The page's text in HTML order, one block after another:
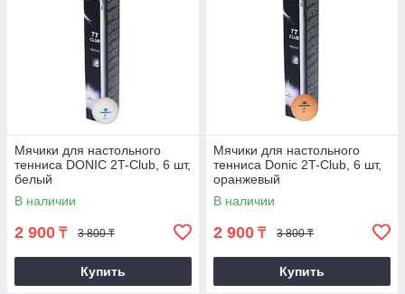
Мячики для настольного
тенниса DONIC 2T-Club, 6 шт,
белый
В наличии
2 900 ₸ 3 800 ₸
Купить
Мячики для настольного
тенниса Donic 2T-Club, 6 шт,
оранжевый
В наличии
2 900 ₸ 3 800 ₸
Купить